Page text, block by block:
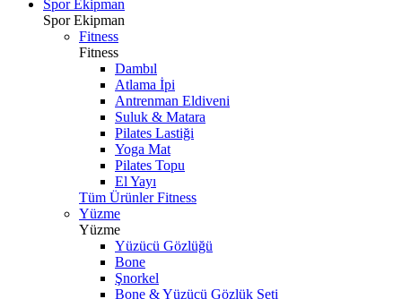
Spor Ekipman
Spor Ekipman
Fitness
Fitness
Dambıl
Atlama İpi
Antrenman Eldiveni
Suluk & Matara
Pilates Lastiği
Yoga Mat
Pilates Topu
El Yayı
Tüm Ürünler Fitness
Yüzme
Yüzme
Yüzücü Gözlüğü
Bone
Şnorkel
Bone & Yüzücü Gözlük Seti